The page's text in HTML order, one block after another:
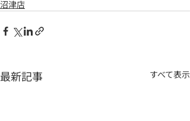
沼津店
最新記事 すべて表示